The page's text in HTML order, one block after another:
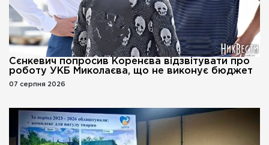
Сєнкевич попросив Коренєва відзвітувати про
роботу УКБ Миколаєва, що не виконує бюджет
07 серпня 2026